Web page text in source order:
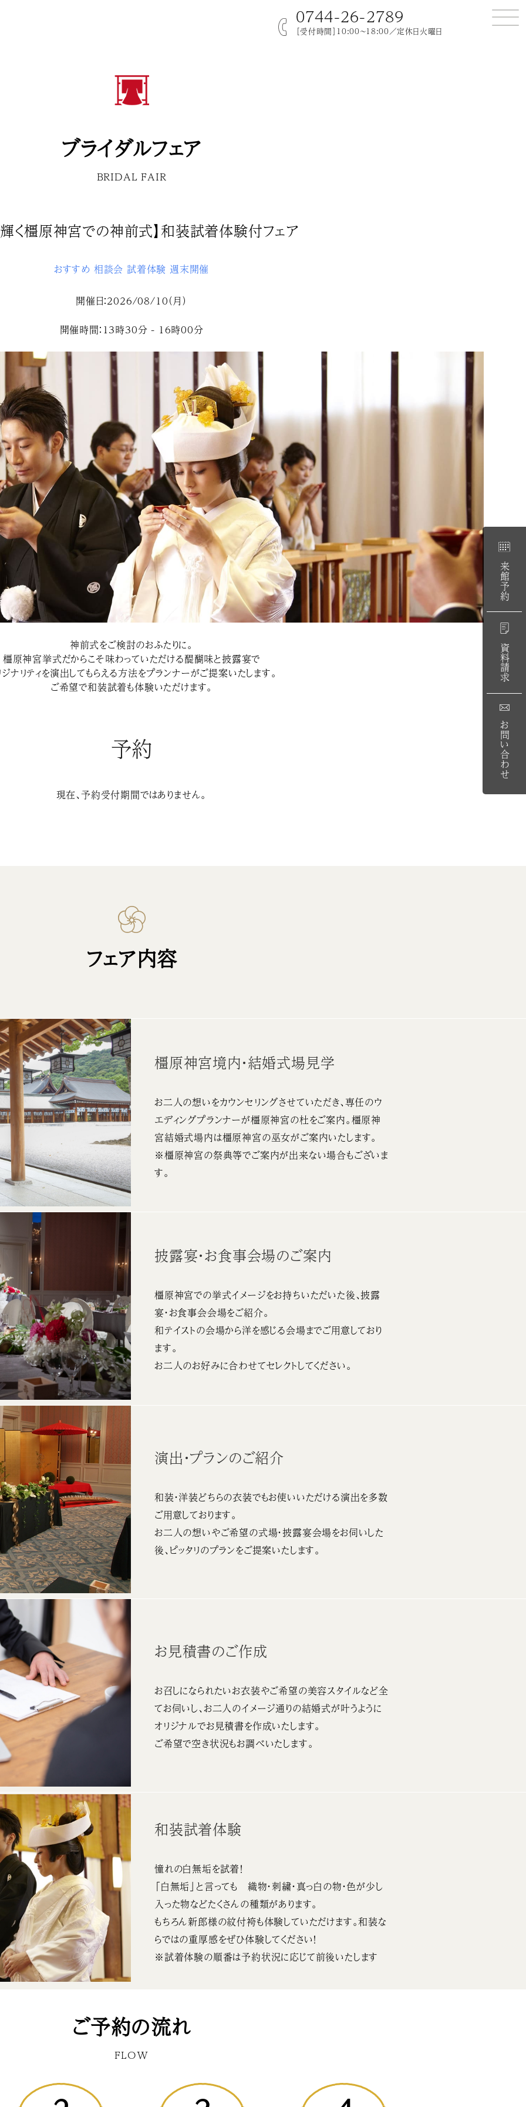
0744-26-2789
［受付時間］10:00～18:00／定休日火曜日
来館予約
資料請求
お問い合わせ
ブライダルフェア
BRIDAL FAIR
く橿原神宮での神前式】和装試着体験付フェア
おすすめ 相談会 試着体験 週末開催
開催日：2026/08/10（月）
開催時間：13時30分 - 16時00分
神前式をご検討のおふたりに。
橿原神宮挙式だからこそ味わっていただける醍醐味と披露宴で
ジナリティを演出してもらえる方法をプランナーがご提案いたします。
ご希望で和装試着も体験いただけます。
予約
現在、予約受付期間ではありません。
フェア内容
橿原神宮境内・結婚式場見学
お二人の想いをカウンセリングさせていただき、専任のウ
エディングプランナーが橿原神宮の杜をご案内。橿原神
宮結婚式場内は橿原神宮の巫女がご案内いたします。
※橿原神宮の祭典等でご案内が出来ない場合もございま
す。
披露宴・お食事会場のご案内
橿原神宮での挙式イメージをお持ちいただいた後、披露
宴・お食事会会場をご紹介。
和テイストの会場から洋を感じる会場までご用意しており
ます。
お二人のお好みに合わせてセレクトしてください。
演出・プランのご紹介
和装・洋装どちらの衣装でもお使いいただける演出を多数
ご用意しております。
お二人の想いやご希望の式場・披露宴会場をお伺いした
後、ピッタリのプランをご提案いたします。
お見積書のご作成
お召しになられたいお衣装やご希望の美容スタイルなど全
てお伺いし、お二人のイメージ通りの結婚式が叶うように
オリジナルでお見積書を作成いたします。
ご希望で空き状況もお調べいたします。
和装試着体験
憧れの白無垢を試着！
「白無垢」と言っても 織物・刺繍・真っ白の物・色が少し
入った物などたくさんの種類があります。
もちろん新郎様の紋付袴も体験していただけます。和装な
らではの重厚感をぜひ体験してください！
※試着体験の順番は予約状況に応じて前後いたします
ご予約の流れ
FLOW